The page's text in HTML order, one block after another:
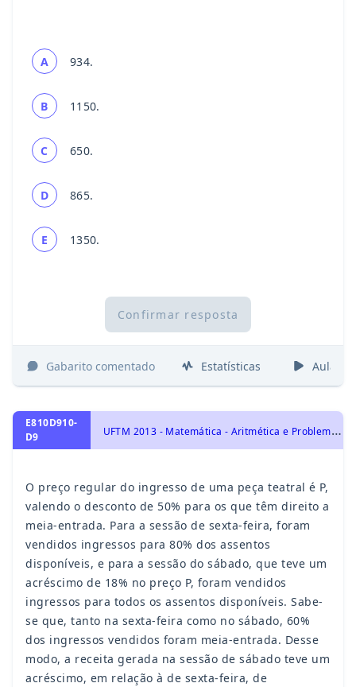
A 934.
B 1150.
C 650.
D 865.
E 1350.
Confirmar resposta
Gabarito comentado Estatísticas Aulas
E810D910-
D9
U
FTM 2013 - Matemática - Aritmética e Problemas, Porcentagem
O preço regular do ingresso de uma peça teatral é P,
valendo o desconto de 50% para os que têm direito a
meia-entrada. Para a sessão de sexta-feira, foram
vendidos ingressos para 80% dos assentos
disponíveis, e para a sessão do sábado, que teve um
acréscimo de 18% no preço P, foram vendidos
ingressos para todos os assentos disponíveis. Sabe-
se que, tanto na sexta-feira como no sábado, 60%
dos ingressos vendidos foram meia-entrada. Desse
modo, a receita gerada na sessão de sábado teve um
acréscimo, em relação à de sexta-feira, de